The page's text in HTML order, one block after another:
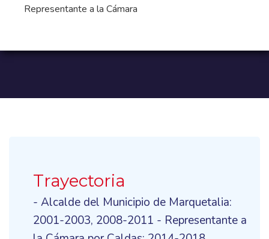
Representante a la Cámara
Trayectoria
- Alcalde del Municipio de Marquetalia:
2001-2003, 2008-2011 - Representante a